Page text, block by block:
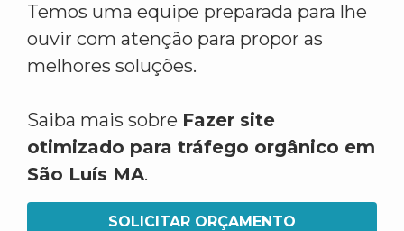
Temos uma equipe preparada para lhe
ouvir com atenção para propor as
melhores soluções.
Saiba mais sobre Fazer site
otimizado para tráfego orgânico em
São Luís MA.
SOLICITAR ORÇAMENTO